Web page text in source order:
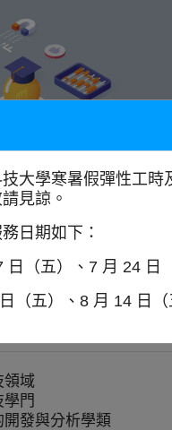
校查詢
領域
學門
發與分析學類
大學寒暑假彈性工
見諒。
日期如下：
日（五）、7 月 24 日
（五）、8 月 14 日（